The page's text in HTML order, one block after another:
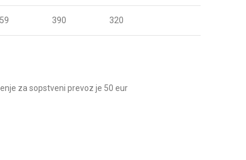
390 320
za sopstveni prevoz je 50 eur